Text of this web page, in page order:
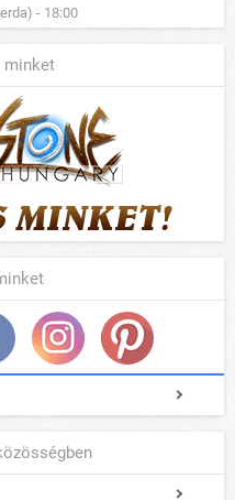
- 18:00
minket